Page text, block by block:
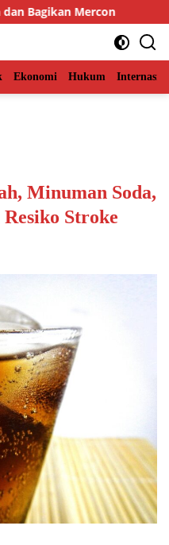
Mercon Solid
Ekonomi Hukum
Minuman Soda,
Stroke